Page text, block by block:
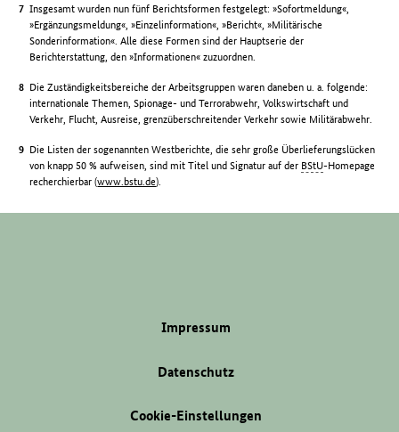
Insgesamt wurden nun fünf Berichtsformen festgelegt: »Sofortmeldung«,
»Ergänzungsmeldung«, »Einzelinformation«, »Bericht«, »Militärische
Sonderinformation«. Alle diese Formen sind der Hauptserie der
Berichterstattung, den »Informationen« zuzuordnen.
Die Zuständigkeitsbereiche der Arbeitsgruppen waren daneben u. a. folgende:
internationale Themen, Spionage- und Terrorabwehr, Volkswirtschaft und
Verkehr, Flucht, Ausreise, grenzüberschreitender Verkehr sowie Militärabwehr.
Die Listen der sogenannten Westberichte, die sehr große Überlieferungslücken
von knapp 50 % aufweisen, sind mit Titel und Signatur auf der BStU-Homepage
recherchierbar (www.bstu.de).
Impressum
Datenschutz
Cookie-Einstellungen